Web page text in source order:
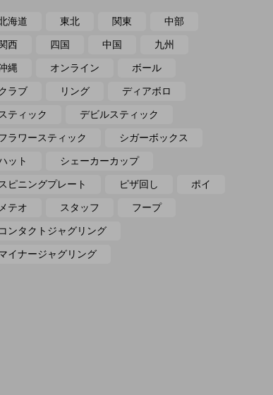
海道 東北 関東 中部
西 四国 中国 九州
縄 オンライン ボール
ラブ リング ディアボロ
スティック デビルスティック
ラワースティック シガーボックス
ット シェーカーカップ
スピニングプレート ピザ回し ポイ
メテオ スタッフ フープ
コンタクトジャグリング
イナージャグリング